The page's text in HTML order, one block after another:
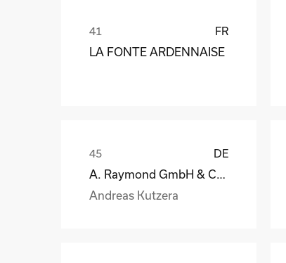
FR
LA FONTE ARDENNAISE
DE
Andreas Kutzera